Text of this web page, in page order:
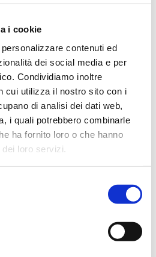
i cookie
contenuti ed
dei social media e per
Condividiamo inoltre
cui utilizza il nostro sito con i
di analisi dei dati web,
i quali potrebbero combinarle
ha fornito loro o che hanno
loro servizi.
A PRIORI SE UN
SIA